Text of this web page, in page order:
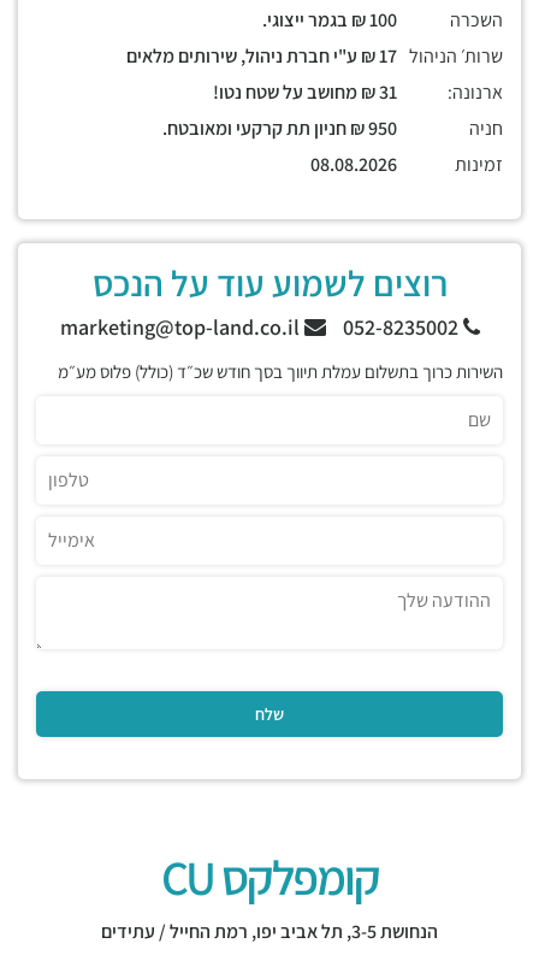
השכרה
שרות׳ הניהול
ארנונה:
חניה
זמינות
רוצים לשמוע עוד על הנכס
052-8235002
השירות כרוך בתשלום עמלת תיווך בסך חודש שכ״ד (כולל) פלוס מע״מ
קומפלקס CU
הנחושת 3-5, תל אביב יפו, רמת החייל / עתידים